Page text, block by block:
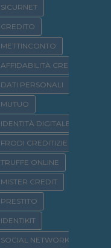
SICURNET
CREDITO
METTINCONTO
AFFIDABILITÀ CREDITIZIA
DATI PERSONALI
MUTUO
IDENTITÀ DIGITALE
FRODI CREDITIZIE
TRUFFE ONLINE
MISTER CREDIT
PRESTITO
IDENTIKIT
SOCIAL NETWORK